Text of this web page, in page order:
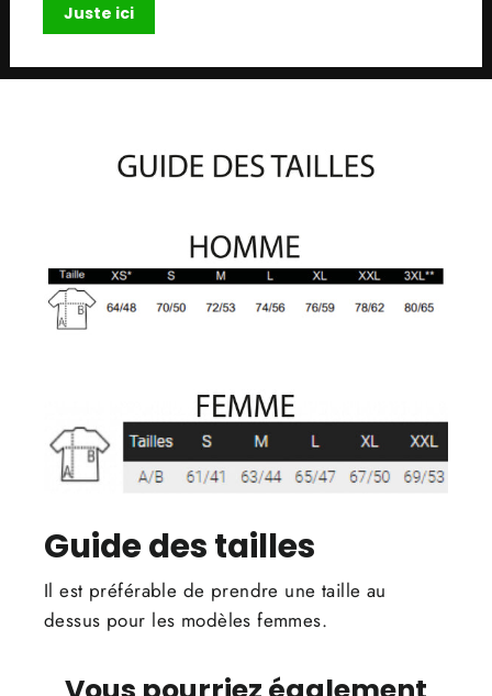
Juste ici
Guide des tailles
Il est préférable de prendre une taille au
dessus pour les modèles femmes.